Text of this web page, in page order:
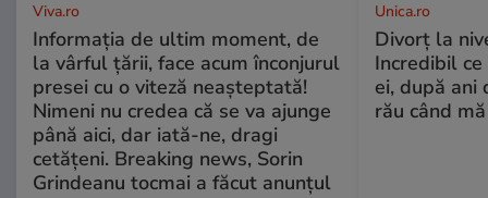
Viva.ro
Informația de ultim moment, de
la vârful țării, face acum înconjurul
presei cu o viteză neașteptată!
Nimeni nu credea că se va ajunge
până aici, dar iată-ne, dragi
cetățeni. Breaking news, Sorin
Grindeanu tocmai a făcut anunțul
Unica.ro
Divorț la
Incredibil
ei, după ani
rău când